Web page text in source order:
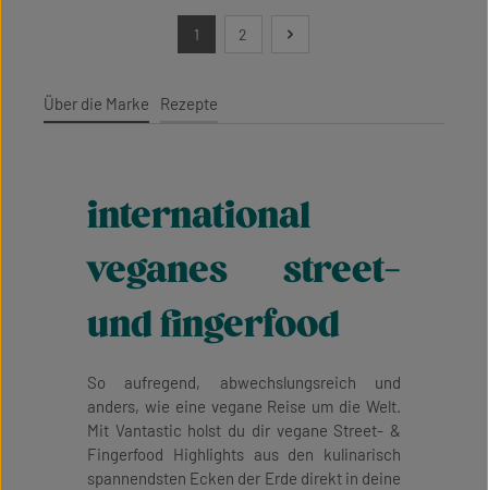
Seite
1
Seite
2
Über die Marke Rezepte
international
veganes street-
und fingerfood
So aufregend, abwechslungsreich und
anders, wie eine vegane Reise um die Welt.
Mit Vantastic holst du dir vegane Street- &
Fingerfood Highlights aus den kulinarisch
spannendsten Ecken der Erde direkt in deine